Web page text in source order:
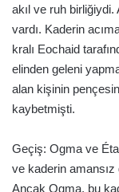
akıl ve ruh
vardı. Kaderin
kralı Eochaid
elinden geleni
alan kişinin
kaybetmişti.
Geçiş: Ogma ve
ve kaderin amansız
Ancak Ogma, bu